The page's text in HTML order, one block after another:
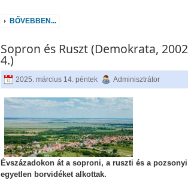
BŐVEBBEN...
Sopron és Ruszt (Demokrata,
4.)
2025. március 14. péntek Adminisztrátor
Évszázadokon át a soproni, a ruszti és a
egyetlen borvidéket alkottak.